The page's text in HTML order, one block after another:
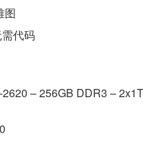
图
代码
– 256GB DDR3 –